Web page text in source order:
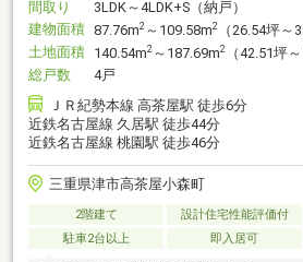
間取り
3LDK～4LDK+S（納戸）
建物面積 87.76m2 ～109.58m2
（26.54坪～
土地面積 140.54m2 ～187.69m2
（42.51坪
総戸数
4戸
ＪＲ紀勢本線 高茶屋駅 徒歩6分
近鉄名古屋線 久居駅 徒歩44分
近鉄名古屋線 桃園駅 徒歩46分
三重県津市高茶屋小森町
2階建て 設計住宅性能評価付
駐車2台以上
即入居可